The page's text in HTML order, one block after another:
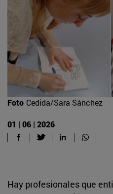
Foto Cedida/Sara Sánchez
01 | 06 | 2026
Hay profesionales que